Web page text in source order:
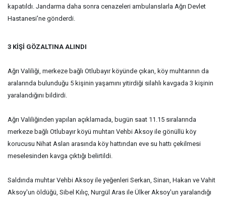
kapatıldı. Jandarma daha sonra cenazeleri ambulanslarla Ağrı Devlet
Hastanesi'ne gönderdi.
3 KİŞİ GÖZALTINA ALINDI
Ağrı Valiliği, merkeze bağlı Otlubayır köyünde çıkan, köy muhtarının da
aralarında bulunduğu 5 kişinin yaşamını yitirdiği silahlı kavgada 3 kişinin
yaralandığını bildirdi.
Ağrı Valiliğinden yapılan açıklamada, bugün saat 11.15 sıralarında
merkeze bağlı Otlubayır köyü muhtarı Vehbi Aksoy ile gönüllü köy
korucusu Nihat Aslan arasında köy hattından eve su hattı çekilmesi
meselesinden kavga çıktığı belirtildi.
Saldırıda muhtar Vehbi Aksoy ile yeğenleri Serkan, Sinan, Hakan ve Vahit
Aksoy'un öldüğü, Sibel Kılıç, Nurgül Aras ile Ülker Aksoy'un yaralandığı